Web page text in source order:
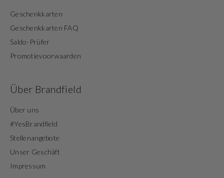
Geschenkkarten
Geschenkkarten FAQ
Saldo-Prüfer
Promotievoorwaarden
Über Brandfield
Über uns
#YesBrandfield
Stellenangebote
Unser Geschäft
Impressum